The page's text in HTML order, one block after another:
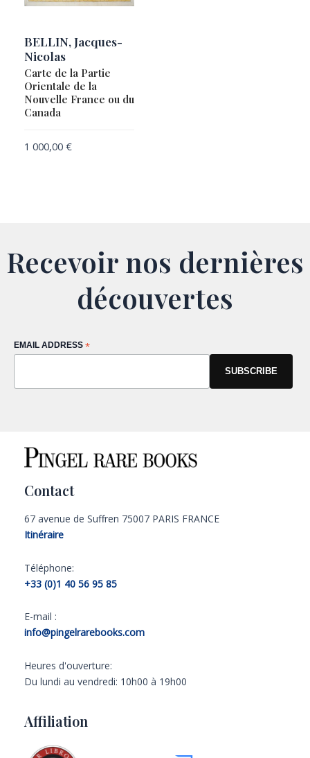
BELLIN, Jacques-
Nicolas
Carte de la Partie
Orientale de la
Nouvelle France ou du
Canada
1 000,00 €
Recevoir nos dernières
découvertes
EMAIL ADDRESS *
Contact
67 avenue de Suffren 75007 PARIS FRANCE
Itinéraire
Téléphone:
+33 (0)1 40 56 95 85
E-mail :
info@pingelrarebooks.com
Heures d'ouverture:
Du lundi au vendredi: 10h00 à 19h00
Affiliation